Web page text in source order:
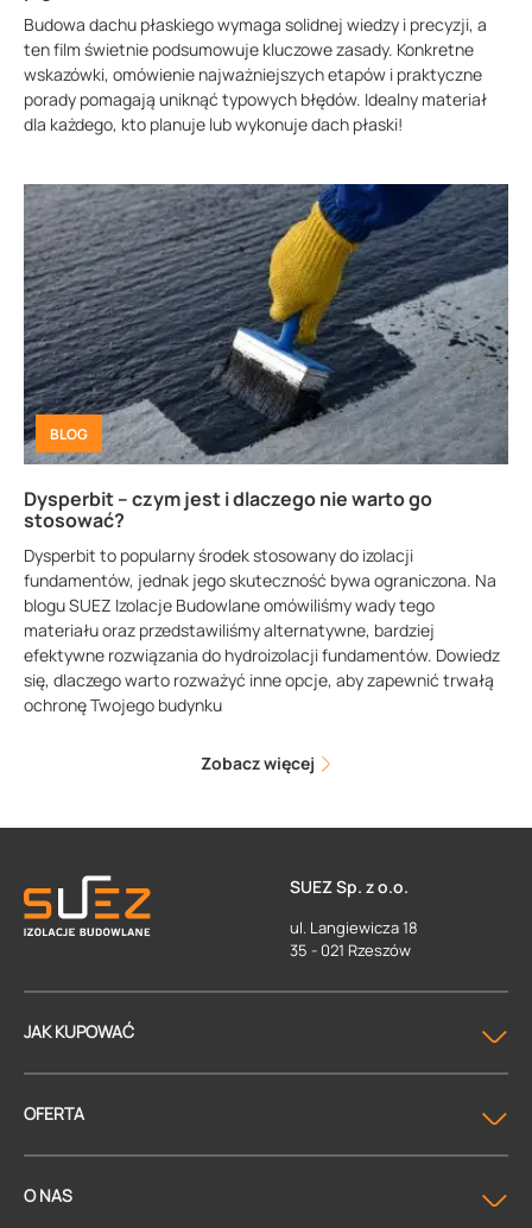
Budowa dachu płaskiego wymaga solidnej wiedzy i precyzji, a
ten film świetnie podsumowuje kluczowe zasady. Konkretne
wskazówki, omówienie najważniejszych etapów i praktyczne
porady pomagają uniknąć typowych błędów. Idealny materiał
dla każdego, kto planuje lub wykonuje dach płaski!
BLOG
Dysperbit – czym jest i dlaczego nie warto go
stosować?
Dysperbit to popularny środek stosowany do izolacji
fundamentów, jednak jego skuteczność bywa ograniczona. Na
blogu SUEZ Izolacje Budowlane omówiliśmy wady tego
materiału oraz przedstawiliśmy alternatywne, bardziej
efektywne rozwiązania do hydroizolacji fundamentów. Dowiedz
się, dlaczego warto rozważyć inne opcje, aby zapewnić trwałą
ochronę Twojego budynku
Zobacz więcej
SUEZ Sp. z o.o.
ul. Langiewicza 18
35 - 021 Rzeszów
JAK KUPOWAĆ
OFERTA
O NAS